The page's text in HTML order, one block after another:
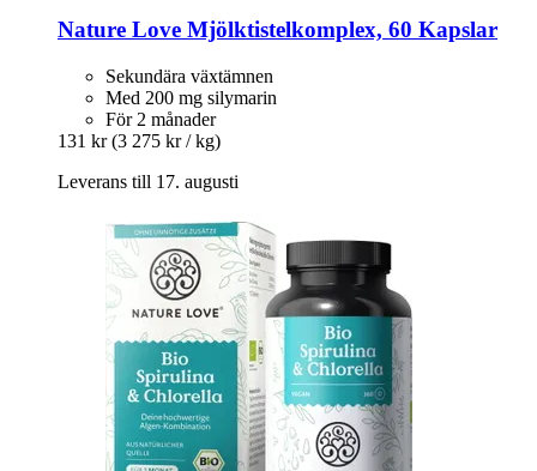
Nature Love Mjölktistelkomplex, 60 Kapslar
Sekundära växtämnen
Med 200 mg silymarin
För 2 månader
131 kr (3 275 kr / kg)
Leverans till 17. augusti